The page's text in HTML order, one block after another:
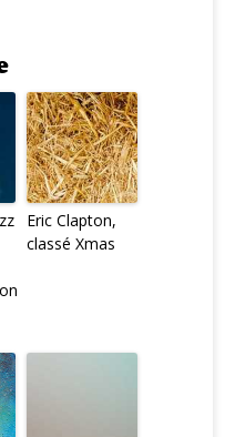
Eric Clapton,
classé Xmas